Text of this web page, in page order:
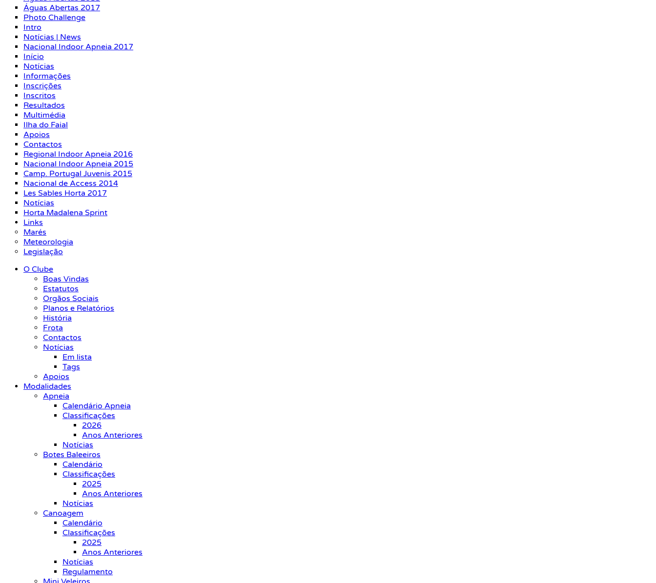
Águas Abertas 2017
Photo Challenge
Intro
Notícias | News
Nacional Indoor Apneia 2017
Início
Notícias
Informações
Inscrições
Inscritos
Resultados
Multimédia
Ilha do Faial
Apoios
Contactos
Regional Indoor Apneia 2016
Nacional Indoor Apneia 2015
Camp. Portugal Juvenis 2015
Nacional de Access 2014
Les Sables Horta 2017
Notícias
Horta Madalena Sprint
Links
Marés
Meteorologia
Legislação
O Clube
Boas Vindas
Estatutos
Orgãos Sociais
Planos e Relatórios
História
Frota
Contactos
Notícias
Em lista
Tags
Apoios
Modalidades
Apneia
Calendário Apneia
Classificações
2026
Anos Anteriores
Notícias
Botes Baleeiros
Calendário
Classificações
2025
Anos Anteriores
Notícias
Canoagem
Calendário
Classificações
2025
Anos Anteriores
Notícias
Regulamento